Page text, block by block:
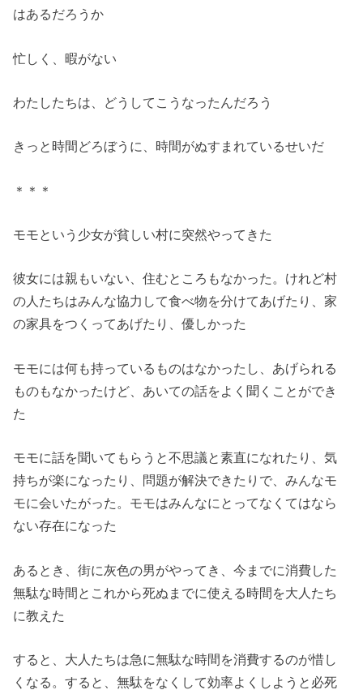
はあるだろうか
忙しく、暇がない
わたしたちは、どうしてこうなったんだろう
きっと時間どろぼうに、時間がぬすまれているせいだ
＊＊＊
モモという少女が貧しい村に突然やってきた
彼女には親もいない、住むところもなかった。けれど村
の人たちはみんな協力して食べ物を分けてあげたり、家
の家具をつくってあげたり、優しかった
モモには何も持っているものはなかったし、あげられる
ものもなかったけど、あいての話をよく聞くことができ
た
モモに話を聞いてもらうと不思議と素直になれたり、気
持ちが楽になったり、問題が解決できたりで、みんなモ
モに会いたがった。モモはみんなにとってなくてはなら
ない存在になった
あるとき、街に灰色の男がやってき、今までに消費した
無駄な時間とこれから死ぬまでに使える時間を大人たち
に教えた
すると、大人たちは急に無駄な時間を消費するのが惜し
くなる。すると、無駄をなくして効率よくしようと必死